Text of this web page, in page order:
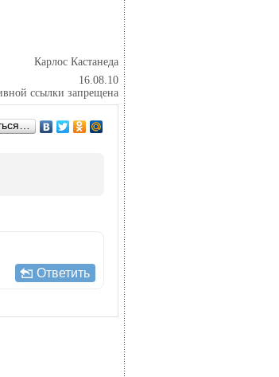
Карлос Кастанеда
16.08.10
ссылки запрещена
Ответить